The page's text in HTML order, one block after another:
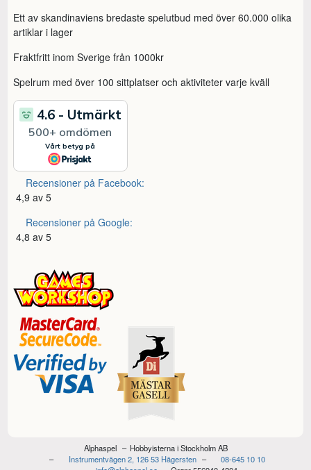
Ett av skandinaviens bredaste spelutbud med över 60.000 olika
artiklar i lager
Fraktfritt inom Sverige från 1000kr
Spelrum med över 100 sittplatser och aktiviteter varje kväll
Recensioner på Facebook:
4,9 av 5
Recensioner på Google:
4,8 av 5
Alphaspel
Hobbyisterna i Stockholm AB
Instrumentvägen 2, 126 53 Hägersten
08-645 10 10